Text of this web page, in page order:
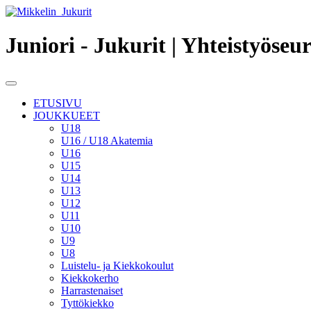
Juniori - Jukurit |
Toggle
navigationETUSIVU
JOUKKUEET
U18
U16 / U18 Akatemia
U16
U15
U14
U13
U12
U11
U10
U9
U8
Luistelu- ja Kiekkokoulut
Kiekkokerho
Harrastenaiset
Tyttökiekko